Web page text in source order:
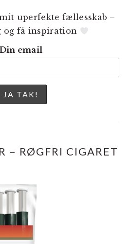
uperfekte fællesskab –
og få inspiration
Din email
– RØGFRI CIGARET